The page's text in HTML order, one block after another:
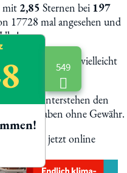
mit 2,85 Sternen bei 197
17728 mal angesehen und
dem schmeckt vielleicht
Logos unterstehen den
Alle Angaben ohne Gewähr.
549
Pils jetzt online